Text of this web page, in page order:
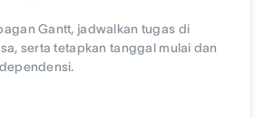
Gantt, jadwalkan tugas di
serta tetapkan tanggal mulai dan